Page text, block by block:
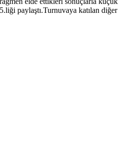
paylaştı.Turnuvaya katılan diğer